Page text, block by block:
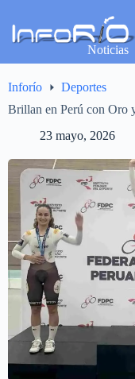
Noticias
Inforío
Deportes
Brillan en Perú con Oro
23 mayo, 2026